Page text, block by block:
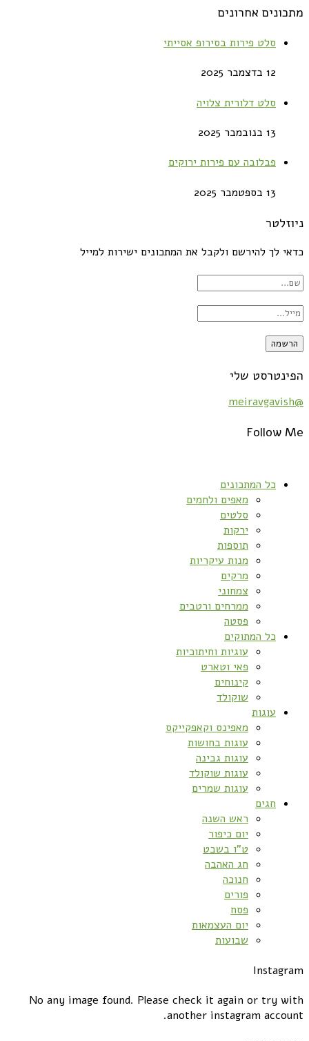
מתכונים אחרונים
סלט פירות בסירופ אסייתי
12 בדצמבר 2025
סלט דלורית צלויה
13 בנובמבר 2025
פבלובה עם פירות ירוקים
13 בספטמבר 2025
ניוזלטר
כדאי לך להירשם ולקבל את המתכונים ישירות למייל
הפינטרסט שלי
@meiravgavish
Follow Me
כל המתכונים
מאפים ולחמים
סלטים
ירקות
תוספות
מנות עיקריות
מרקים
צמחוני
ממרחים ורטבים
פסטה
כל המתוקים
עוגיות וחיתוכיות
פאי וטארט
קינוחים
שוקולד
עוגות
מאפינס וקאפקייקס
עוגות בחושות
עוגות גבינה
עוגות שוקולד
עוגות שמרים
חגים
ראש השנה
יום כיפור
ט”ו בשבט
חג האהבה
חנוכה
פורים
פסח
יום העצמאות
שבועות
Instagram
No any image found. Please check it again or try with
another instagram account.